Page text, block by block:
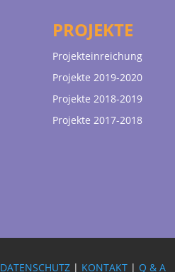
PROJEKTE
Projekteinreichung
Projekte 2019-2020
Projekte 2018-2019
Projekte 2017-2018
DATENSCHUTZ | KONTAKT | Q & A